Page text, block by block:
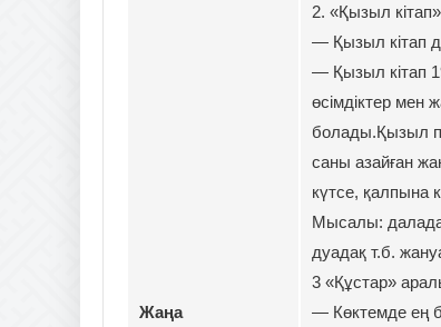
Жаңа
2. «Қызыл
— Қызыл кітап
— Қызыл кітап
өсімдіктер мен
болады.Қызыл
саны азайған
күтсе, қалпына
Мысалы:
дуадақ т.б.
3 «Құстар»
— Көктемде ең